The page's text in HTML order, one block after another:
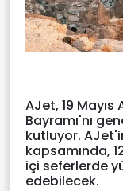
AJet, 19
Bayramı'nı
kutluyor.
kapsamında,
içi seferlerde
edebilecek.